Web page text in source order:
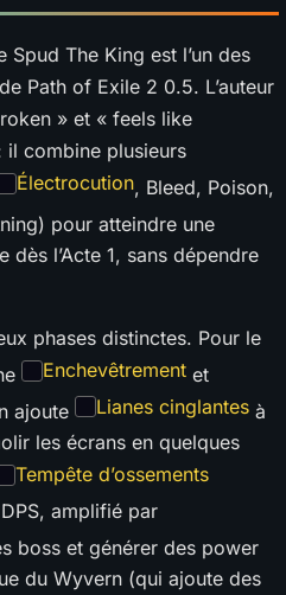
The King est l’un des
Path of Exile 2 0.5. L’auteur
» et « feels like
il combine plusieurs
Électrocution, Bleed, Poison,
pour atteindre une
l’Acte 1, sans dépendre
phases distinctes. Pour le
Enchevêtrement et
ajoute Lianes cinglantes à
les écrans en quelques
Tempête d’ossements
amplifié par
boss et générer des power
du Wyvern (qui ajoute des